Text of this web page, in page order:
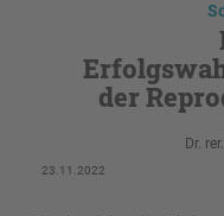
der
Dr.
23.11.2022